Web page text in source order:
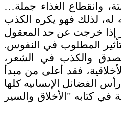
وانقطاع الغذاء جملة…
له، لذلك فهو يكره الكذب
إذا خرجت عن حد المعقول
المطلوب في النفوس.
والكذب في الشعر،
فقد أعلى من مبدأ
الفضائل الإنسانية كلها
كتابه "الأخلاق والسير